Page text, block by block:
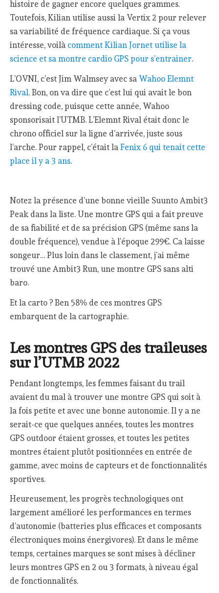
histoire de gagner encore quelques grammes.
Toutefois, Kilian utilise aussi la Vertix 2 pour relever
sa variabilité de fréquence cardiaque. Si ça vous
intéresse, voilà comment Kilian Jornet utilise la
science et sa montre cardio GPS pour s’entrainer.
L’OVNI, c’est Jim Walmsey avec sa Wahoo Elemnt
Rival. Bon, on va dire que c’est lui qui avait le bon
dressing code, puisque cette année, Wahoo
sponsorisait l’UTMB. L’Elemnt Rival était donc le
chrono officiel sur la ligne d’arrivée, juste sous
l’arche. Pour rappel, c’était laFenix 6 qui tenait cette
place il y a 3 ans.
Notez la présence d’une bonne vieille Suunto Ambit3
Peak dans la liste. Une montre GPS qui a fait preuve
de sa fiabilité et de sa précision GPS (même sans la
double fréquence), vendue à l’époque 299€. Ca laisse
songeur… Plus loin dans le classement, j’ai même
trouvé une Ambit3 Run, une montre GPS sans alti
baro.
Et la carto ? Ben 58% de ces montres GPS
embarquent de la cartographie.
Les montres GPS des traileuses
sur l’UTMB 2022
Pendant longtemps, les femmes faisant du trail
avaient du mal à trouver une montre GPS qui soit à
la fois petite et avec une bonne autonomie. Il y a ne
serait-ce que quelques années, toutes les montres
GPS outdoor étaient grosses, et toutes les petites
montres étaient plutôt positionnées en entrée de
gamme, avec moins de capteurs et de fonctionnalités
sportives.
Heureusement, les progrès technologiques ont
largement amélioré les performances en termes
d’autonomie (batteries plus efficaces et composants
électroniques moins énergivores). Et dans le même
temps, certaines marques se sont mises à décliner
leurs montres GPS en 2 ou 3 formats, à niveau égal
de fonctionnalités.